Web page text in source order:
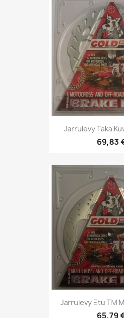
Jarrulevy Taka
69,83
Jarrulevy Etu TM
65,79